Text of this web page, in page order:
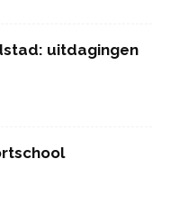
uitdagingen